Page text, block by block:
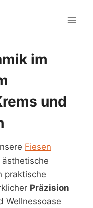
im
und
Fiesen
praktische
Präzision
Wellnessoase